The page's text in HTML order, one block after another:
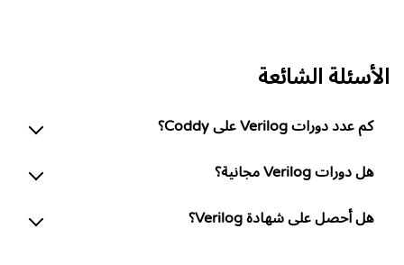
الأسئلة الشائعة
كم عدد دورات Verilog على Coddy؟
هل دورات Verilog مجانية؟
هل أحصل على شهادة Verilog؟